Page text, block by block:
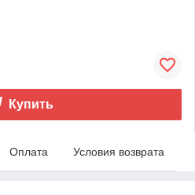
Купить
Оплата Условия возврата